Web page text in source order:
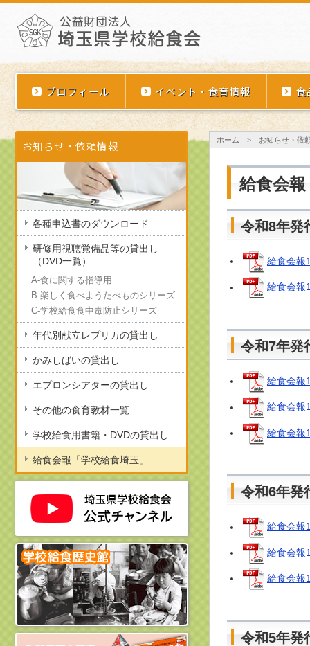
プロフィール イベント・食育情報 食
ホーム > お知らせ・依
給食会
令和8年発
給食会報
給食会報
令和7年発
給食会報
給食会報
給食会報
令和6年発
給食会報
給食会報
給食会報
令和5年発
お知らせ・依頼情報
各種申込書のダウンロード
研修用視聴覚備品等の貸出し
（DVD一覧）
A-食に関する指導用
B-楽しく食べようたべものシリーズ
C-学校給食食中毒防止シリーズ
年代別献立レプリカの貸出し
かみしばいの貸出し
エプロンシアターの貸出し
その他の食育教材一覧
学校給食用書籍・DVDの貸出し
給食会報「学校給食埼玉」